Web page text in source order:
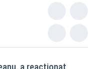
a reacționat